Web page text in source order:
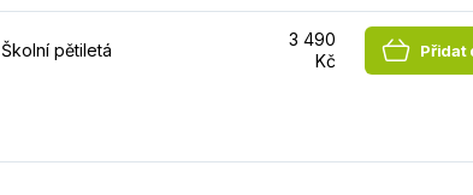
Školní pětiletá
3 490
Kč
Přidat